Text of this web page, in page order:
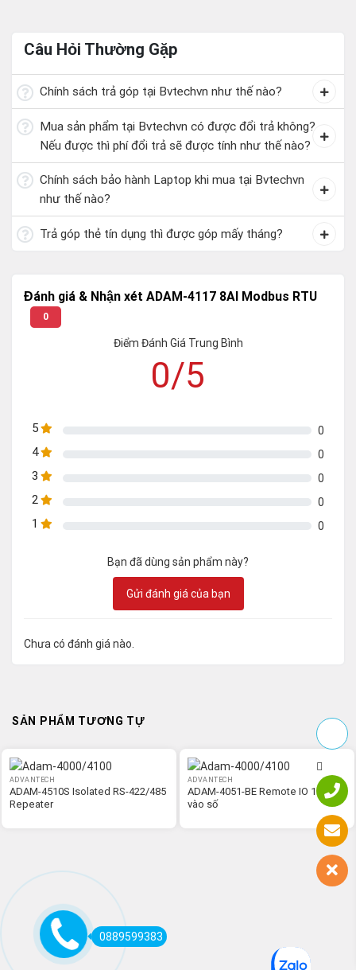
Câu Hỏi Thường Gặp
Chính sách trả góp tại Bvtechvn như thế nào?
Mua sản phẩm tại Bvtechvn có được đổi trả không?
Nếu được thì phí đổi trả sẽ được tính như thế nào?
Chính sách bảo hành Laptop khi mua tại Bvtechvn
như thế nào?
Trả góp thẻ tín dụng thì được góp mấy tháng?
Đánh giá & Nhận xét ADAM-4117 8AI Modbus RTU
0
Điểm Đánh Giá Trung Bình
0/5
5 0
4 0
3 0
2 0
1 0
Bạn đã dùng sản phẩm này?
Gửi đánh giá của bạn
Chưa có đánh giá nào.
SẢN PHẨM TƯƠNG TỰ
ADVANTECH
ADAM-4510S Isolated RS-422/485
Repeater
ADVANTECH
ADAM-4051-BE Remote IO 16 Đầu
vào số
0889599383